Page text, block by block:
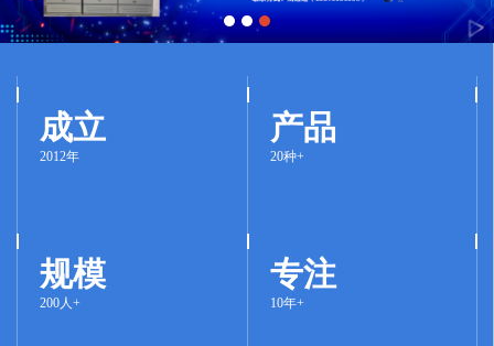
成立
2012年
产品
20种+
规模
200人+
专注
10年+